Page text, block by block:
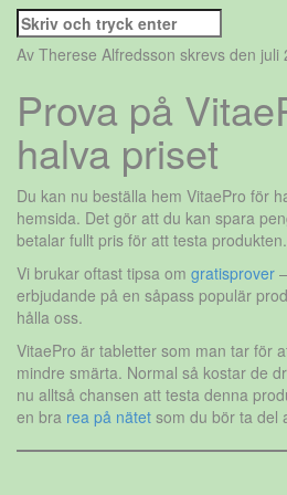
Sök
efter:
Av Therese Alfredsson skrevs den juli
Prova på
halva priset
Du kan nu beställa hem VitaePro för
hemsida. Det gör att du kan spara
betalar fullt pris för att testa produkten.
Vi brukar oftast tipsa om gratisprover
erbjudande på en såpass populär
hålla oss.
VitaePro är tabletter som man tar för
mindre smärta. Normal så kostar de
nu alltså chansen att testa denna
en bra rea på nätet som du bör ta del